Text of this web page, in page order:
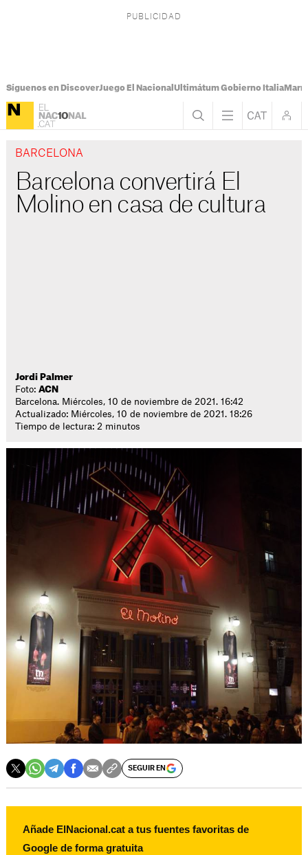
Síguenos en DiscoverJuego El Nacional Ultimátum Gobierno Italia
BARCELONA
Barcelona convertirá El
Molino en casa de cultura
Jordi Palmer
Foto:ACN
Barcelona. Miércoles, 10 de noviembre de 2021. 16:42
Actualizado: Miércoles, 10 de noviembre de 2021. 18:26
Tiempo de lectura: 2 minutos
SEGUIR EN
Añade ElNacional.cat a tus fuentes favoritas de
Google de forma gratuita